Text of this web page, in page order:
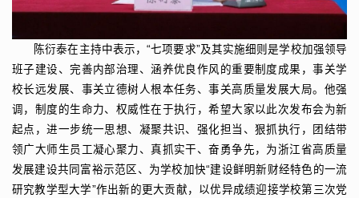
陈衍泰在主持中表示，“七项要求”及其实施细则是学校加强领导
班子建设、完善内部治理、涵养优良作风的重要制度成果，事关学
校长远发展、事关立德树人根本任务、事关高质量发展大局。他强
调，制度的生命力、权威性在于执行，希望大家以此次发布会为新
起点，进一步统一思想、凝聚共识、强化担当、狠抓执行，团结带
领广大师生员工凝心聚力、真抓实干、奋勇争先，为浙江省高质量
发展建设共同富裕示范区、为学校加快“建设鲜明新财经特色的一流
研究教学型大学”作出新的更大贡献，以优异成绩迎接学校第三次党